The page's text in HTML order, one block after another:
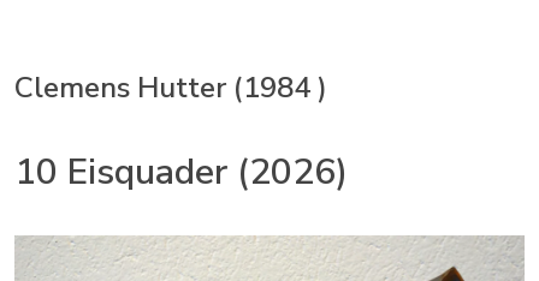
Clemens Hutter (1984 )
10 Eisquader (2026)